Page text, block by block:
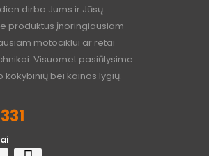
dirba Jums ir Jūsų
produktus įnoringiausiam
motociklui ar retai
Visuomet pasiūlysime
kokybinių bei kainos lygių.